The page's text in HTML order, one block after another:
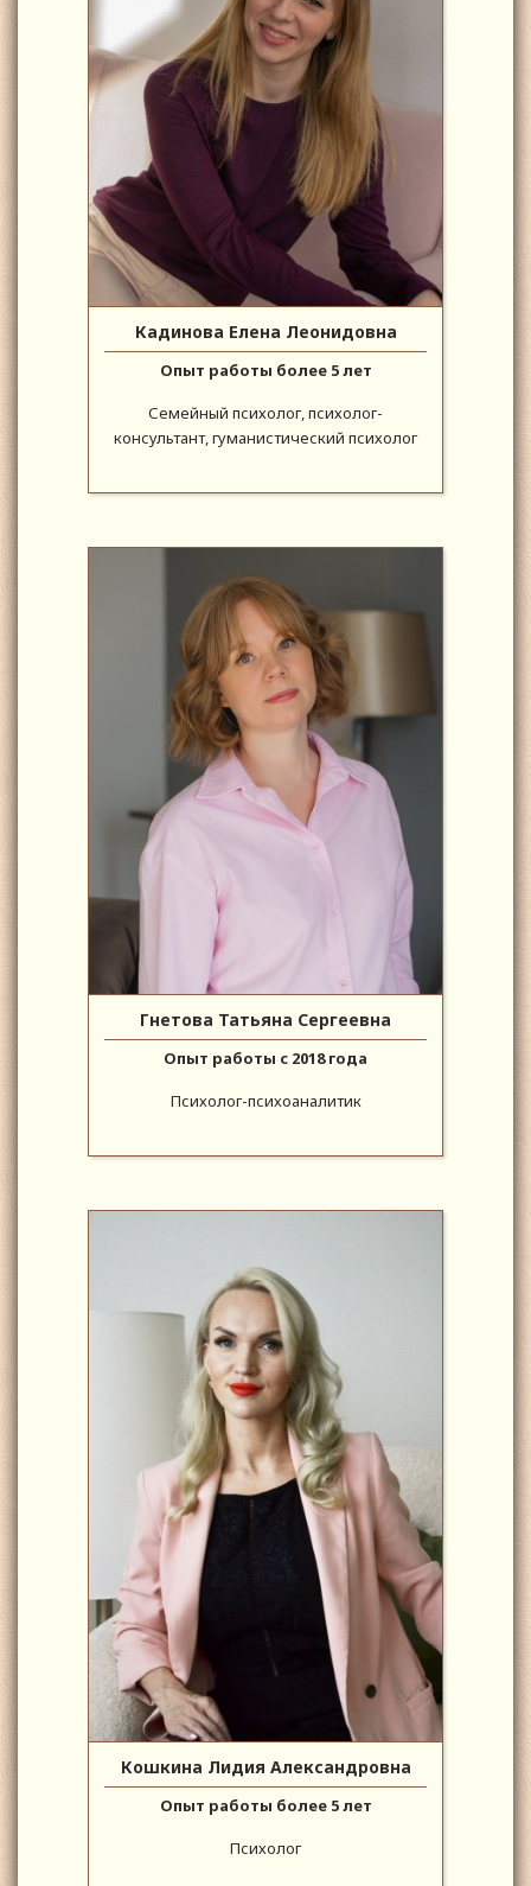
Кадинова Елена Леонидовна
Опыт работы более 5 лет
Семейный психолог, психолог-
консультант, гуманистический психолог
Гнетова Татьяна Сергеевна
Опыт работы с 2018 года
Психолог-психоаналитик
Кошкина Лидия Александровна
Опыт работы более 5 лет
Психолог